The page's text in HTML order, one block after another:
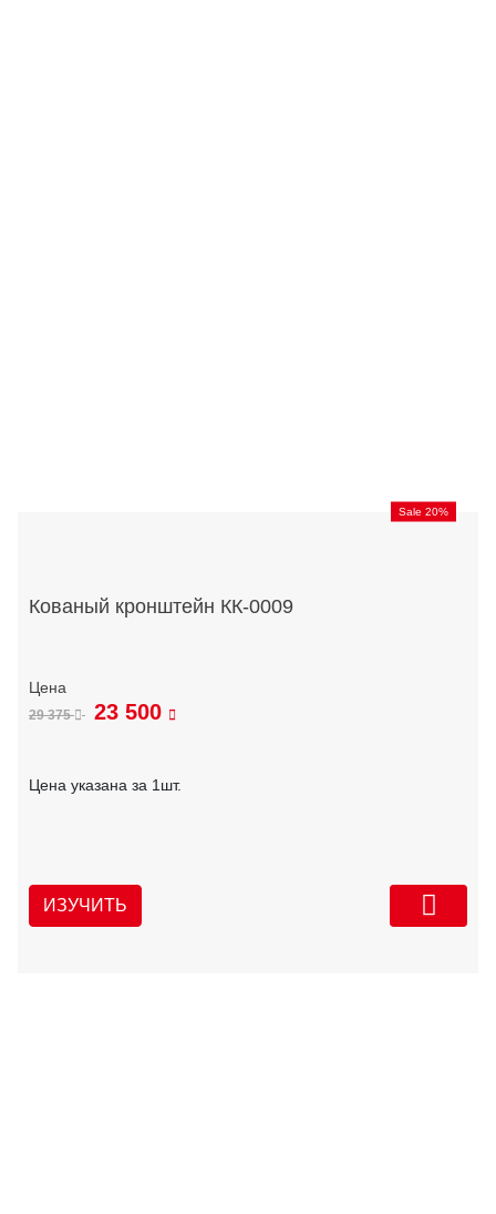
Sale 20%
Кованый кронштейн КК-0009
29 375 23 500
Цена указана за 1шт.
ИЗУЧИТЬ